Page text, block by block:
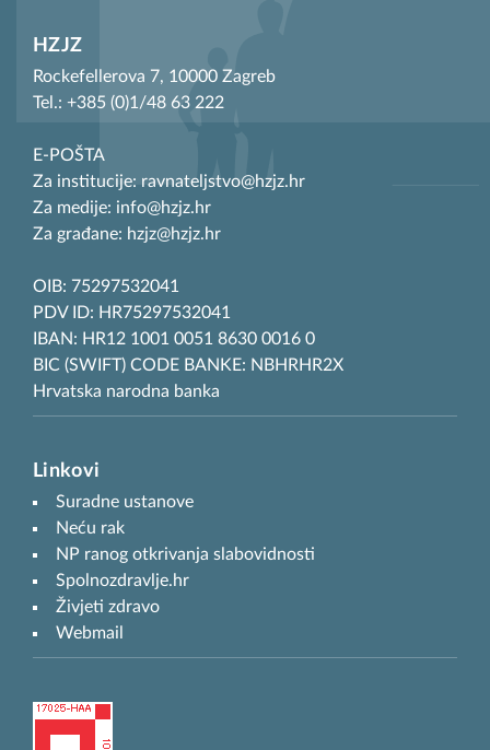
HZJZ
Rockefellerova 7, 10000 Zagreb
Tel.: +385 (0)1/48 63 222
E-POŠTA
Za institucije: ravnateljstvo@hzjz.hr
Za medije: info@hzjz.hr
Za građane: hzjz@hzjz.hr
OIB: 75297532041
PDV ID: HR75297532041
IBAN: HR12 1001 0051 8630 0016 0
BIC (SWIFT) CODE BANKE: NBHRHR2X
Hrvatska narodna banka
Linkovi
Suradne ustanove
Neću rak
NP ranog otkrivanja slabovidnosti
Spolnozdravlje.hr
Živjeti zdravo
Webmail